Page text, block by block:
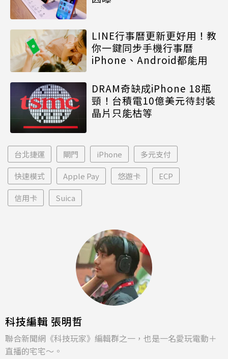
LINE行事曆更新更好用！教
你一鍵同步手機行事曆
iPhone、Android都能用
DRAM奇缺成iPhone 18瓶
頸！台積電10億美元待封裝
晶片只能枯等
台北捷運 閘門 iPhone 多元支付
快速模式 Apple Pay 悠遊卡 ECP
信用卡 Suica
科技編輯 張明哲
聯合新聞網《科技玩家》編輯群之一，也是一名愛玩電動＋
直播的宅宅～。